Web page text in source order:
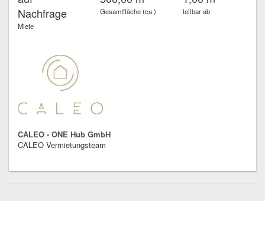
Nachfrage
Miete
Gesamtfläche (ca.) teilbar ab
CALEO - ONE Hub GmbH
CALEO Vermietungsteam